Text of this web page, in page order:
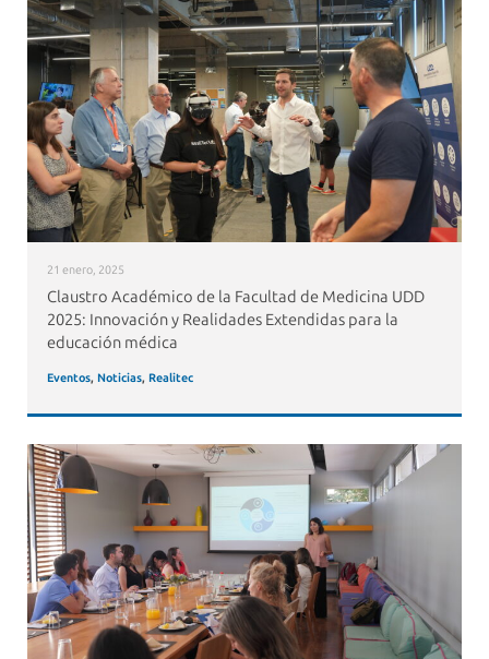
21 enero, 2025
Claustro Académico de la Facultad de Medicina UDD
2025: Innovación y Realidades Extendidas para la
educación médica
Eventos, Noticias, Realitec